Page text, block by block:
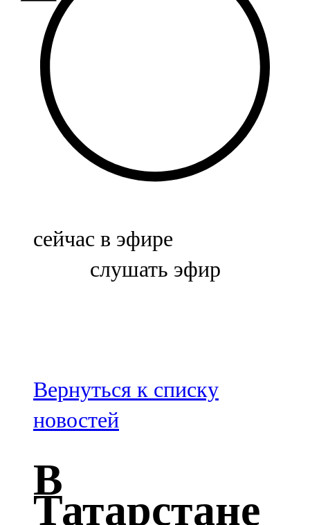
107,1 FM
Балык бистәсе
104,9 FM
Баулы
107,5 FM
Биләр
Болгар
100,3 FM
Зәй
106,6 FM
Кадыбаш
105,2 FM
сейчас в эфире
слушать эфир
Вернуться к списку
новостей
В
Татарстане